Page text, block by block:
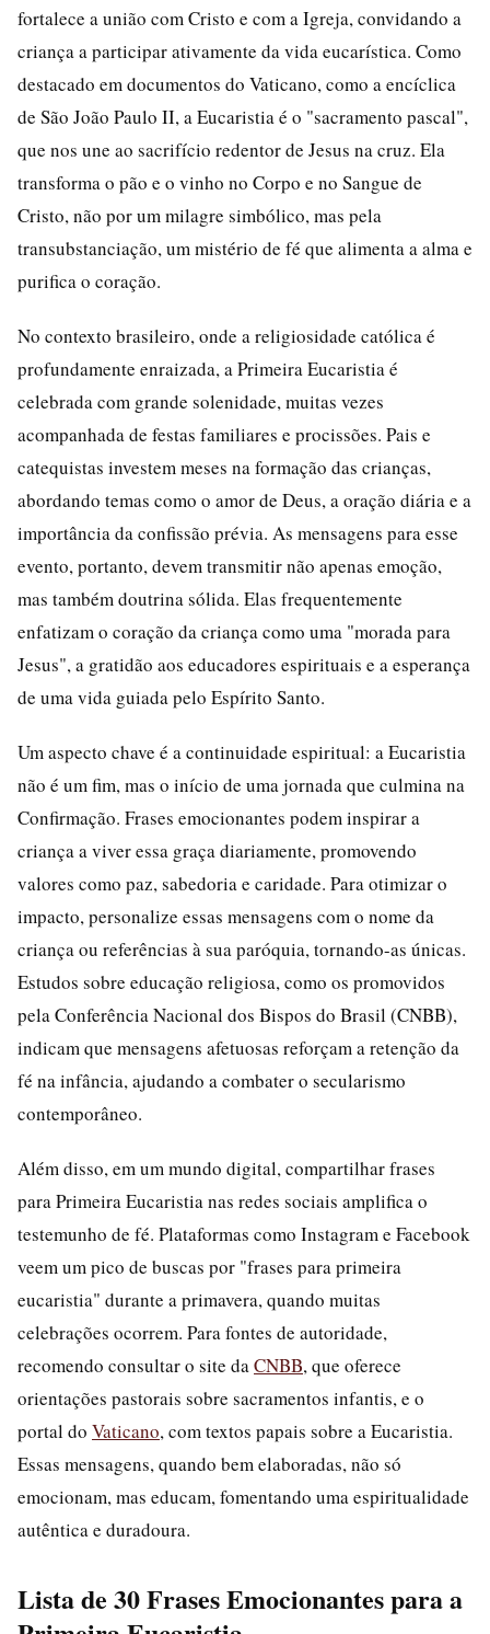
fortalece a união com Cristo e com a Igreja, convidando a
criança a participar ativamente da vida eucarística. Como
destacado em documentos do Vaticano, como a encíclica
de São João Paulo II, a Eucaristia é o "sacramento pascal",
que nos une ao sacrifício redentor de Jesus na cruz. Ela
transforma o pão e o vinho no Corpo e no Sangue de
Cristo, não por um milagre simbólico, mas pela
transubstanciação, um mistério de fé que alimenta a alma e
purifica o coração.
No contexto brasileiro, onde a religiosidade católica é
profundamente enraizada, a Primeira Eucaristia é
celebrada com grande solenidade, muitas vezes
acompanhada de festas familiares e procissões. Pais e
catequistas investem meses na formação das crianças,
abordando temas como o amor de Deus, a oração diária e a
importância da confissão prévia. As mensagens para esse
evento, portanto, devem transmitir não apenas emoção,
mas também doutrina sólida. Elas frequentemente
enfatizam o coração da criança como uma "morada para
Jesus", a gratidão aos educadores espirituais e a esperança
de uma vida guiada pelo Espírito Santo.
Um aspecto chave é a continuidade espiritual: a Eucaristia
não é um fim, mas o início de uma jornada que culmina na
Confirmação. Frases emocionantes podem inspirar a
criança a viver essa graça diariamente, promovendo
valores como paz, sabedoria e caridade. Para otimizar o
impacto, personalize essas mensagens com o nome da
criança ou referências à sua paróquia, tornando-as únicas.
Estudos sobre educação religiosa, como os promovidos
pela Conferência Nacional dos Bispos do Brasil (CNBB),
indicam que mensagens afetuosas reforçam a retenção da
fé na infância, ajudando a combater o secularismo
contemporâneo.
Além disso, em um mundo digital, compartilhar frases
para Primeira Eucaristia nas redes sociais amplifica o
testemunho de fé. Plataformas como Instagram e Facebook
veem um pico de buscas por "frases para primeira
eucaristia" durante a primavera, quando muitas
celebrações ocorrem. Para fontes de autoridade,
recomendo consultar o site daCNBB, que oferece
orientações pastorais sobre sacramentos infantis, e o
portal do Vaticano, com textos papais sobre a Eucaristia.
Essas mensagens, quando bem elaboradas, não só
emocionam, mas educam, fomentando uma espiritualidade
autêntica e duradoura.
Lista de 30 Frases Emocionantes para a